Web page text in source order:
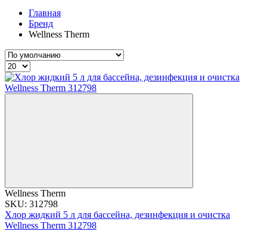
Главная
Бренд
Wellness Therm
Wellness Therm
SKU: 312798
Хлор жидкий 5 л для бассейна, дезинфекция и очистка
Wellness Therm 312798